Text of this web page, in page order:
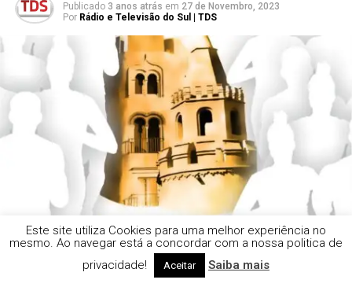
Publicado 3 anos atrás em 27 de Novembro, 2023
Por Rádio e Televisão do Sul | TDS
Este site utiliza Cookies para uma melhor experiência no
mesmo. Ao navegar está a concordar com a nossa politica de
privacidade!
Aceitar Saiba mais